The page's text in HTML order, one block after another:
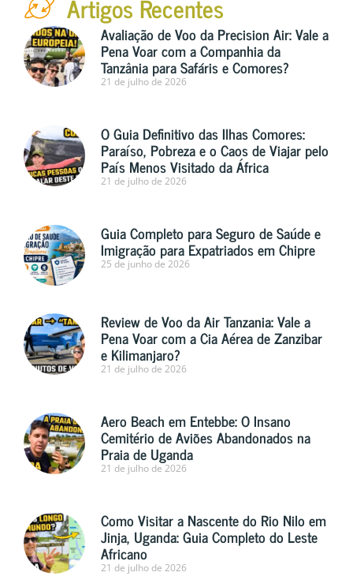
Avaliação de Voo da Precision Air: Vale a
Pena Voar com a Companhia da
Tanzânia para Safáris e Comores?
21 de julho de 2026
O Guia Definitivo das Ilhas Comores:
Paraíso, Pobreza e o Caos de Viajar pelo
País Menos Visitado da África
21 de julho de 2026
Guia Completo para Seguro de Saúde e
Imigração para Expatriados em Chipre
25 de junho de 2026
Review de Voo da Air Tanzania: Vale a
Pena Voar com a Cia Aérea de Zanzibar
e Kilimanjaro?
21 de julho de 2026
Aero Beach em Entebbe: O Insano
Cemitério de Aviões Abandonados na
Praia de Uganda
21 de julho de 2026
Como Visitar a Nascente do Rio Nilo em
Jinja, Uganda: Guia Completo do Leste
Africano
21 de julho de 2026